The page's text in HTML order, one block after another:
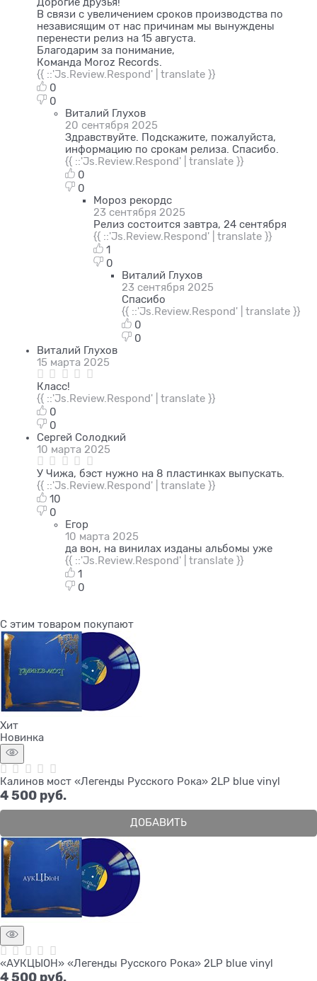
В связи с увеличением сроков производства по
независящим от нас причинам мы вынуждены
перенести релиз на 15 августа.
Благодарим за понимание,
Команда Moroz Records.
{{ ::'Js.Review.Respond' | translate }}
0
0
Виталий Глухов
20 сентября 2025
Здравствуйте. Подскажите, пожалуйста,
информацию по срокам релиза. Спасибо.
{{ ::'Js.Review.Respond' | translate }}
0
0
Мороз рекордс
23 сентября 2025
Релиз состоится завтра, 24 сентября
{{ ::'Js.Review.Respond' | translate }}
1
0
Виталий Глухов
23 сентября 2025
Спасибо
{{ ::'Js.Review.Respond' | translate }}
0
0
Виталий Глухов
15 марта 2025
Класс!
{{ ::'Js.Review.Respond' | translate }}
0
0
Сергей Солодкий
10 марта 2025
У Чижа, бэст нужно на 8 пластинках выпускать.
{{ ::'Js.Review.Respond' | translate }}
10
0
Егор
10 марта 2025
да вон, на винилах изданы альбомы уже
{{ ::'Js.Review.Respond' | translate }}
1
0
С этим товаром покупают
Хит
Новинка
Калинов мост «Легенды Русского Рока» 2LP blue vinyl
4 500 руб.
ДОБАВИТЬ
«АУКЦЫОН» «Легенды Русского Рока» 2LP blue vinyl
4 500 руб.